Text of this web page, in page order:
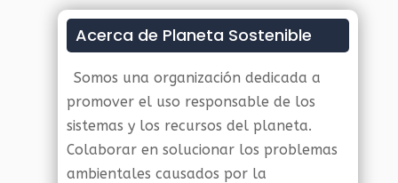
Acerca de Planeta Sostenible
Somos una organización dedicada a
promover el uso responsable de los
sistemas y los recursos del planeta.
Colaborar en solucionar los problemas
ambientales causados por la